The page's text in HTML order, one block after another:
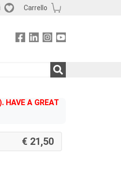
Carrello
HAVE A GREAT
21,50